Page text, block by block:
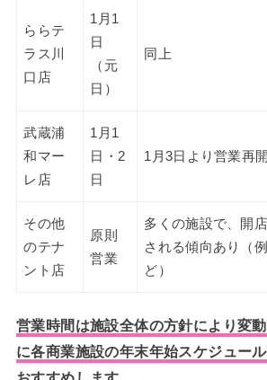
ららテ
ラス川
口店
1月1
日
（元
日）
同上
武蔵浦
和マー
レ店
1月1
日・2
日
1月3日より営業再開
その他
のテナ
ント店
原則
営業
多くの施設で、開
される傾向あり（
ど）
営業時間は施設全体の方針により変
に各商業施設の年末年始スケジュー